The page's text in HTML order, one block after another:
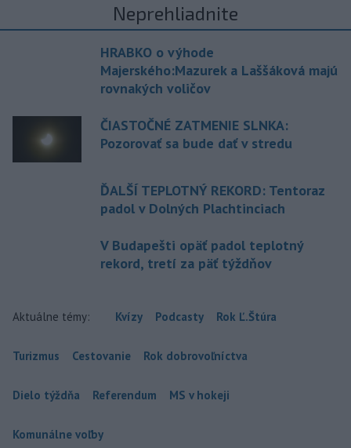
Neprehliadnite
HRABKO o výhode
Majerského:Mazurek a Laššáková majú
rovnakých voličov
ČIASTOČNÉ ZATMENIE SLNKA:
Pozorovať sa bude dať v stredu
ĎALŠÍ TEPLOTNÝ REKORD: Tentoraz
padol v Dolných Plachtinciach
V Budapešti opäť padol teplotný
rekord, tretí za päť týždňov
Aktuálne témy: Kvízy Podcasty Rok Ľ.Štúra
Turizmus Cestovanie Rok dobrovoľníctva
Dielo týždňa Referendum MS v hokeji
Komunálne voľby